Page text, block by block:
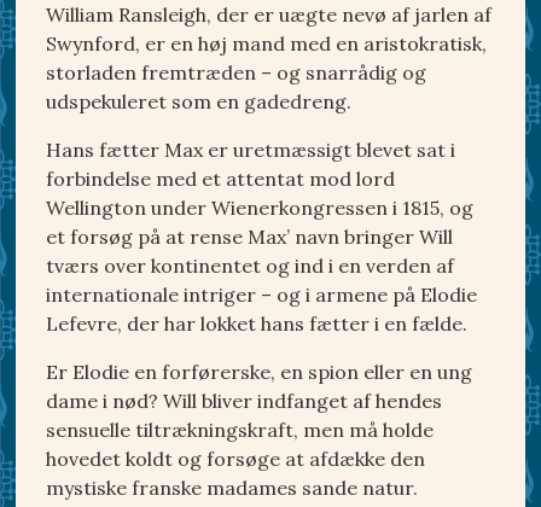
William Ransleigh, der er uægte nevø af jarlen af
Swynford, er en høj mand med en aristokratisk,
storladen fremtræden – og snarrådig og
udspekuleret som en gadedreng.
Hans fætter Max er uretmæssigt blevet sat i
forbindelse med et attentat mod lord
Wellington under Wienerkongressen i 1815, og
et forsøg på at rense Max’ navn bringer Will
tværs over kontinentet og ind i en verden af
internationale intriger – og i armene på Elodie
Lefevre, der har lokket hans fætter i en fælde.
Er Elodie en forførerske, en spion eller en ung
dame i nød? Will bliver indfanget af hendes
sensuelle tiltrækningskraft, men må holde
hovedet koldt og forsøge at afdække den
mystiske franske madames sande natur.